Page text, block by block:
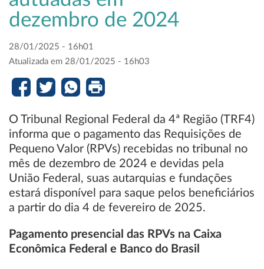
dezembro de 2024
28/01/2025 - 16h01
Atualizada em 28/01/2025 - 16h03
O Tribunal Regional Federal da 4ª Região (TRF4)
informa que o pagamento das Requisições de
Pequeno Valor (RPVs) recebidas no tribunal no
mês de dezembro de 2024 e devidas pela
União Federal, suas autarquias e fundações
estará disponível para saque pelos beneficiários
a partir do dia 4 de fevereiro de 2025.
Pagamento presencial das RPVs na Caixa
Econômica Federal e Banco do Brasil